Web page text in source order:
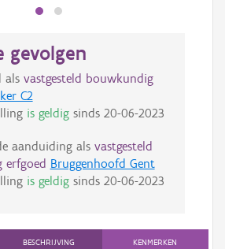
gevolgen
als vastgesteld bouwkundig
C2
is geldigsinds 20-06-2023
aanduiding als vastgesteld
erfgoed Bruggenhoofd Gent
is geldigsinds 20-06-2023
BESCHRIJVING KENMERKEN